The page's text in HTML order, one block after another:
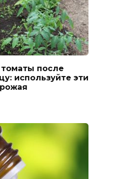
после
используйте эти